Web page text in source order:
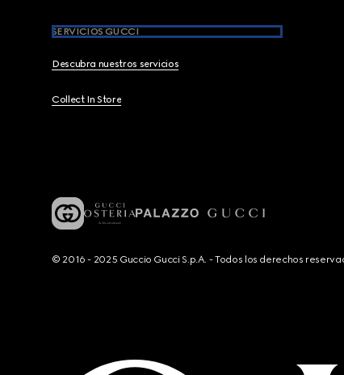
SERVICIOS GUCCI
Descubra nuestros servicios
Collect In Store
© 2016 - 2025 Guccio Gucci S.p.A. - Todos los derechos